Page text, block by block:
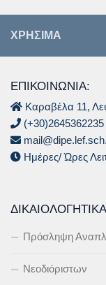
ΧΡΉΣΙΜΑ
ΕΠΙΚΟΙΝΩΝΙΑ:
Καραβέλα 11,
(+30)2645362235
Ημέρες/ Ώρες
Πρόσληψη
Νεοδιόριστων